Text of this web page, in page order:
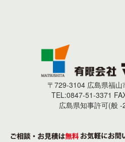
〒729-3104 広島県福
TEL:0847-51-3371
広島県知事許可(般